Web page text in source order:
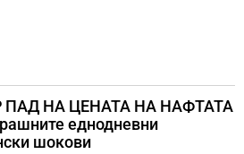
ПАД НА ЦЕНАТА НА НАФТАТА
еднодневни
шокови